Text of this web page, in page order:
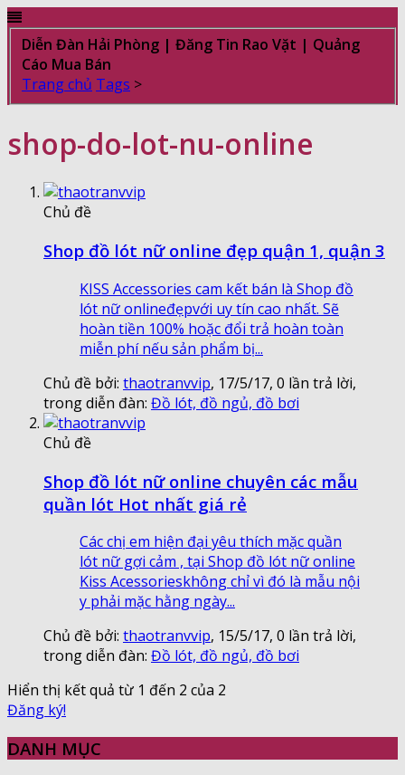
Diễn Đàn Hải Phòng | Đăng Tin Rao Vặt | Quảng
Cáo Mua Bán
Trang chủ Tags >
shop-do-lot-nu-online
Chủ đề
Shop đồ lót nữ online đẹp quận 1, quận 3
KISS Accessories cam kết bán là Shop đồ
lót nữ onlineđẹpvới uy tín cao nhất. Sẽ
hoàn tiền 100% hoặc đổi trả hoàn toàn
miễn phí nếu sản phẩm bị...
Chủ đề bởi: thaotranvvip, 17/5/17, 0 lần trả lời,
trong diễn đàn: Đồ lót, đồ ngủ, đồ bơi
Chủ đề
Shop đồ lót nữ online chuyên các mẫu
quần lót Hot nhất giá rẻ
Các chị em hiện đại yêu thích mặc quần
lót nữ gợi cảm , tại Shop đồ lót nữ online
Kiss Acessorieskhông chỉ vì đó là mẫu nội
y phải mặc hằng ngày...
Chủ đề bởi: thaotranvvip, 15/5/17, 0 lần trả lời,
trong diễn đàn: Đồ lót, đồ ngủ, đồ bơi
Hiển thị kết quả từ 1 đến 2 của 2
Đăng ký!
DANH MỤC